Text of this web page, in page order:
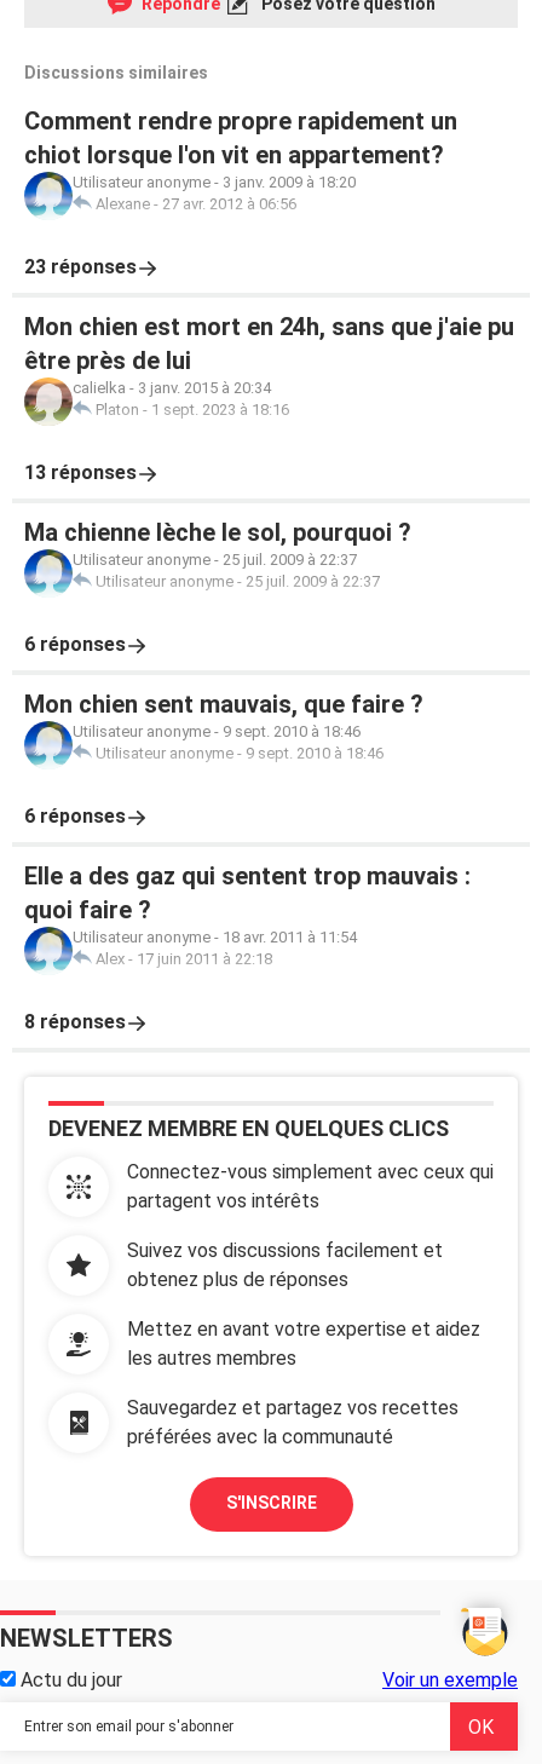
Discussions similaires
Comment rendre propre rapidement un
chiot lorsque l'on vit en appartement?
Utilisateur anonyme - 3 janv. 2009 à 18:20
Alexane - 27 avr. 2012 à 06:56
23 réponses
Mon chien est mort en 24h, sans que j'aie pu
être près de lui
calielka - 3 janv. 2015 à 20:34
Platon - 1 sept. 2023 à 18:16
13 réponses
Ma chienne lèche le sol, pourquoi ?
Utilisateur anonyme - 25 juil. 2009 à 22:37
Utilisateur anonyme - 25 juil. 2009 à 22:37
6 réponses
Mon chien sent mauvais, que faire ?
Utilisateur anonyme - 9 sept. 2010 à 18:46
Utilisateur anonyme - 9 sept. 2010 à 18:46
6 réponses
Elle a des gaz qui sentent trop mauvais :
quoi faire ?
Utilisateur anonyme - 18 avr. 2011 à 11:54
Alex - 17 juin 2011 à 22:18
8 réponses
DEVENEZ MEMBRE EN QUELQUES CLICS
Connectez-vous simplement avec ceux qui
partagent vos intérêts
Suivez vos discussions facilement et
obtenez plus de réponses
Mettez en avant votre expertise et aidez
les autres membres
Sauvegardez et partagez vos recettes
préférées avec la communauté
S'INSCRIRE
NEWSLETTERS
Actu du jour Voir un exemple